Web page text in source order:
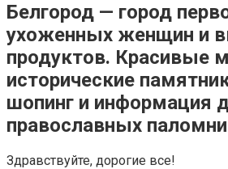
Белгород — город
ухоженных женщин и
продуктов. Красивые
исторические
шопинг и информация
православных
Здравствуйте, дорогие все!